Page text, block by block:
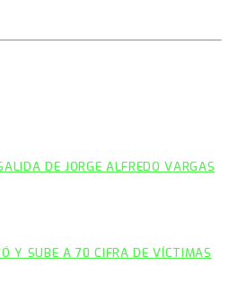
DE JORGE ALFREDO VARGAS
Y SUBE A 70 CIFRA DE VÍCTIMAS